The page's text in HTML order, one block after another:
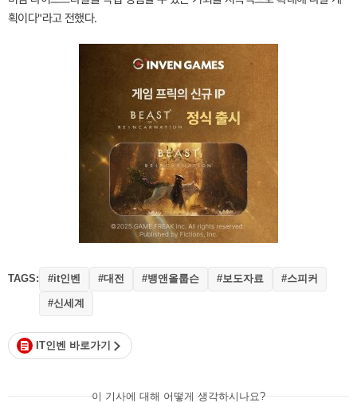
획이다"라고 전했다.
TAGS: #it인벤 #대전 #뱅앤올룹슨 #보도자료 #스피커
#신세계
IT인벤 바로가기
이 기사에 대해 어떻게 생각하시나요?